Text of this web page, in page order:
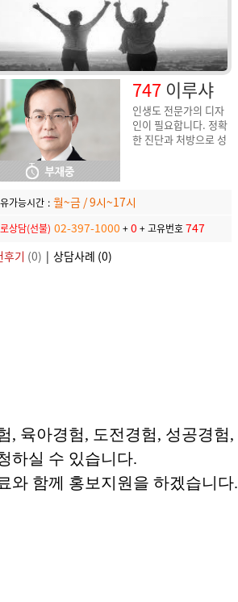
747 이루샤
인생도 전문가의 디자
인이 필요합니다. 정확
한 진단과 처방으로 성
가능시간 : 월~금 / 9시~17시
상담(선불) 02-397-1000 +0 +고유번호 747
후기 (0) | 상담사례 (0)
, 육아경험, 도전경험, 성공경험,
하실 수 있습니다.
와 함께 홍보지원을 하겠습니다.